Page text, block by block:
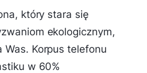
który stara się
ekologicznym,
Korpus telefonu
w 60%